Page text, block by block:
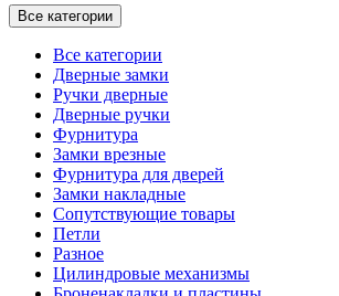
Все категории
Все категории
Дверные замки
Ручки дверные
Дверные ручки
Фурнитура
Замки врезные
Фурнитура для дверей
Замки накладные
Сопутствующие товары
Петли
Разное
Цилиндровые механизмы